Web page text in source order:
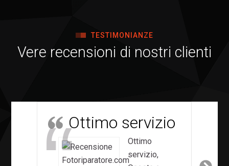
TESTIMONIANZE
Vere recensioni di nostri clienti
Ottimo servizio
Ottimo
servizio,